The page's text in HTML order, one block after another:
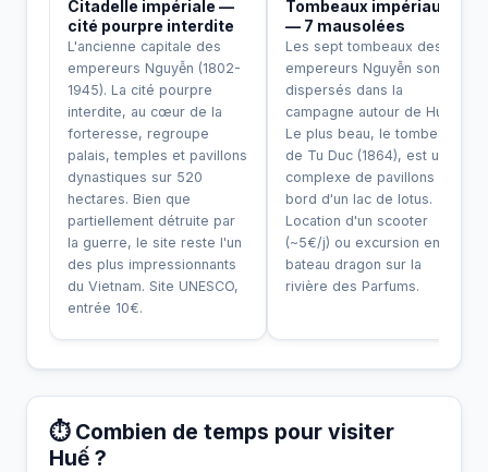
Citadelle impériale —
cité pourpre interdite
L'ancienne capitale des
empereurs Nguyễn (1802-
1945). La cité pourpre
interdite, au cœur de la
forteresse, regroupe
palais, temples et pavillons
dynastiques sur 520
hectares. Bien que
partiellement détruite par
la guerre, le site reste l'un
des plus impressionnants
du Vietnam. Site UNESCO,
entrée 10€.
Tombeaux impériaux
— 7 mausolées
Les sept tombeaux des
empereurs Nguyễn sont
dispersés dans la
campagne autour de Huế.
Le plus beau, le tombeau
de Tu Duc (1864), est un
complexe de pavillons au
bord d'un lac de lotus.
Location d'un scooter
(~5€/j) ou excursion en
bateau dragon sur la
rivière des Parfums.
⏱️ Combien de temps pour visiter
Huế ?